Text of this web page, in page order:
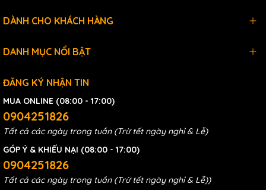
DÀNH CHO KHÁCH HÀNG
DANH MỤC NỔI BẬT
ĐĂNG KÝ NHẬN TIN
MUA ONLINE (08:00 - 17:00)
0904251826
Tất cả các ngày trong tuần (Trừ tết ngày nghỉ & Lễ)
GÓP Ý & KHIẾU NẠI (08:00 - 17:00)
0904251826
Tất cả các ngày trong tuần (Trừ tết ngày nghỉ & Lễ))